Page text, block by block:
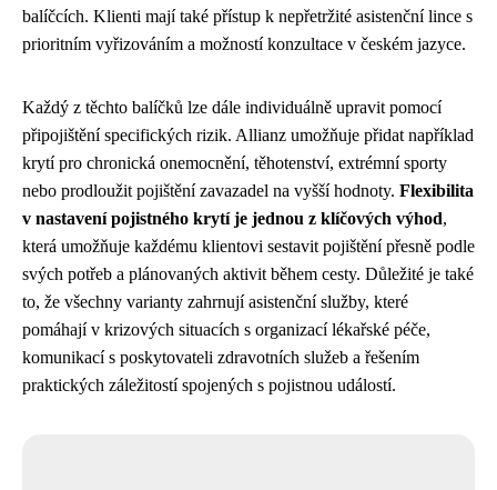
balíčcích. Klienti mají také přístup k nepřetržité asistenční lince s
prioritním vyřizováním a možností konzultace v českém jazyce.
Každý z těchto balíčků lze dále individuálně upravit pomocí
připojištění specifických rizik. Allianz umožňuje přidat například
krytí pro chronická onemocnění, těhotenství, extrémní sporty
nebo prodloužit pojištění zavazadel na vyšší hodnoty. Flexibilita
v nastavení pojistného krytí je jednou z klíčových výhod,
která umožňuje každému klientovi sestavit pojištění přesně podle
svých potřeb a plánovaných aktivit během cesty. Důležité je také
to, že všechny varianty zahrnují asistenční služby, které
pomáhají v krizových situacích s organizací lékařské péče,
komunikací s poskytovateli zdravotních služeb a řešením
praktických záležitostí spojených s pojistnou událostí.